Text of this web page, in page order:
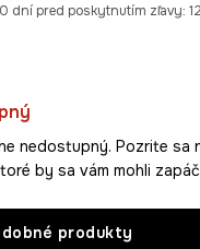
dní pred poskytnutím zľavy:
nedostupný. Pozrite sa
by sa vám mohli
produkty